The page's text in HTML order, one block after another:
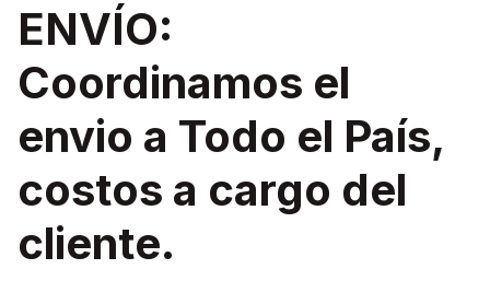
ENVÍO:
Coordinamos el
envio a Todo el País,
costos a cargo del
cliente.